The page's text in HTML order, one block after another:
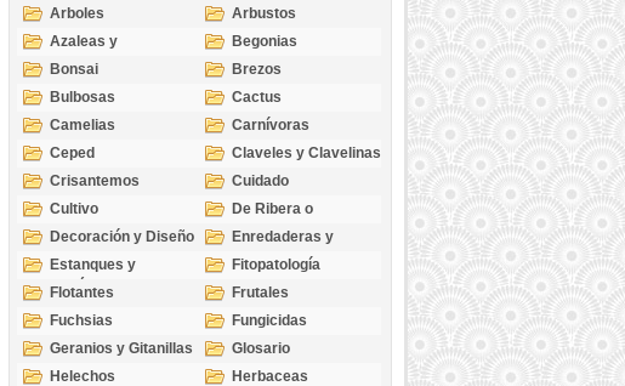
Arboles
Arbustos
Azaleas y
Rododendros
Begonias
Bonsai
Brezos
Bulbosas
Cactus
Camelias
Carnívoras
Ceped
Claveles y Clavelinas
Crisantemos
Cuidado
Cultivo
De Ribera o
Palustres
Decoración y Diseño
Enredaderas y
cubresuelos
Estanques y
Acuáticas
Fitopatología
Flotantes
Frutales
Fuchsias
Fungicidas
Geranios y Gitanillas
Glosario
Helechos
Herbaceas